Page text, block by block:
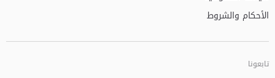
الأحكام والشروط
تابعونا